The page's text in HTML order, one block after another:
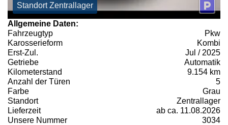
Standort Zentrallager
Allgemeine Daten:
Fahrzeugtyp
Pkw
Karosserieform
Kombi
Erst-Zul.
Jul / 2025
Getriebe
Automatik
Kilometerstand
9.154 km
Anzahl der Türen
5
Farbe
Grau
Standort
Zentrallager
Lieferzeit
ab ca. 11.08.2026
Unsere Nummer
3034